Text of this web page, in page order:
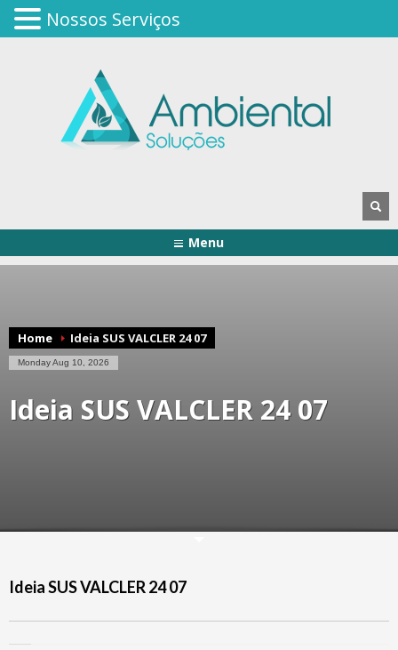
Menu
Home Ideia SUS VALCLER 24 07
Monday Aug 10, 2026
Ideia SUS VALCLER 24 07
Ideia SUS VALCLER 24 07
Nossos Serviços